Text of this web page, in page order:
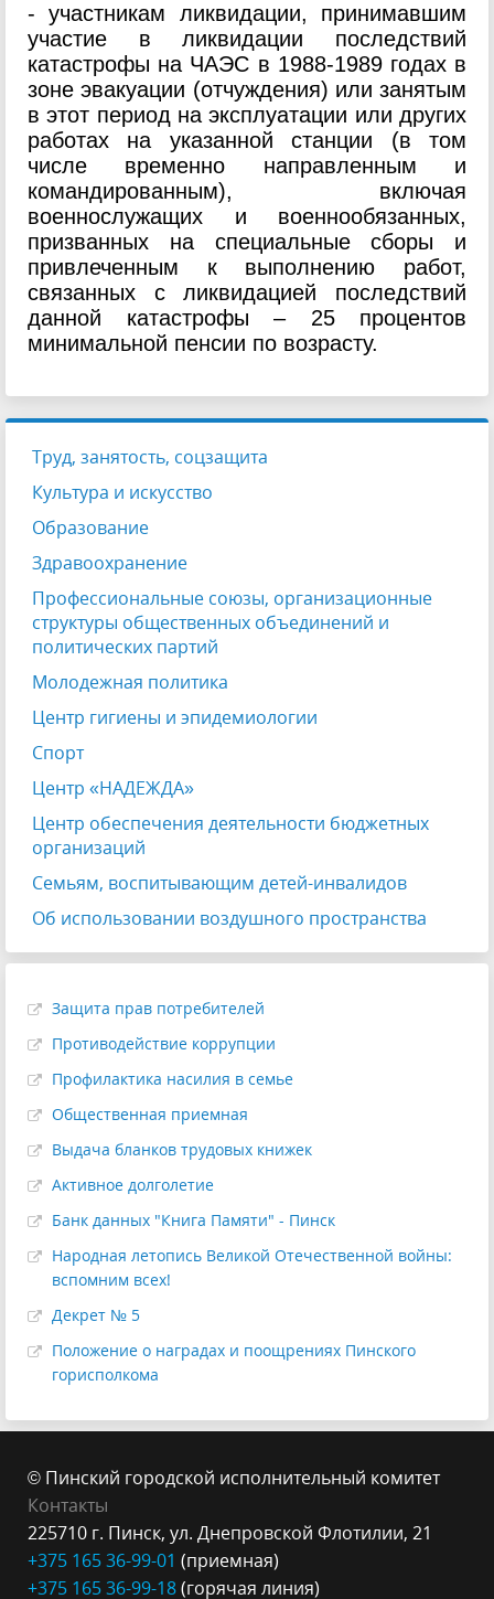
- участникам ликвидации, принимавшим
участие в ликвидации последствий
катастрофы на ЧАЭС в 1988-1989 годах в
зоне эвакуации (отчуждения) или занятым
в этот период на эксплуатации или других
работах на указанной станции (в том
числе временно направленным и
командированным), включая
военнослужащих и военнообязанных,
призванных на специальные сборы и
привлеченным к выполнению работ,
связанных с ликвидацией последствий
данной катастрофы – 25 процентов
минимальной пенсии по возрасту.
Труд, занятость, соцзащита
Культура и искусство
Образование
Здравоохранение
Профессиональные союзы, организационные
структуры общественных объединений и
политических партий
Молодежная политика
Центр гигиены и эпидемиологии
Спорт
Центр «НАДЕЖДА»
Центр обеспечения деятельности бюджетных
организаций
Семьям, воспитывающим детей-инвалидов
Об использовании воздушного пространства
Защита прав потребителей
Противодействие коррупции
Профилактика насилия в семье
Общественная приемная
Выдача бланков трудовых книжек
Активное долголетие
Банк данных "Книга Памяти" - Пинск
Народная летопись Великой Отечественной войны:
вспомним всех!
Декрет № 5
Положение о наградах и поощрениях Пинского
горисполкома
© Пинский городской исполнительный комитет
Контакты
225710 г. Пинск, ул. Днепровской Флотилии, 21
+375 165 36-99-01 (приемная)
+375 165 36-99-18(горячая линия)